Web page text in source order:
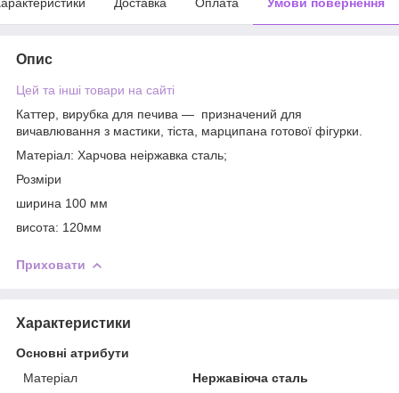
Опис
Цей та інші товари на сайті
Каттер, вирубка для печива — призначений для
вичавлювання з мастики, тіста, марципана готової фігурки.
Матеріал: Харчова неіржавка сталь;
Розміри
ширина 100 мм
висота: 120мм
Приховати
Характеристики
Основні атрибути
Матеріал
Нержавіюча сталь